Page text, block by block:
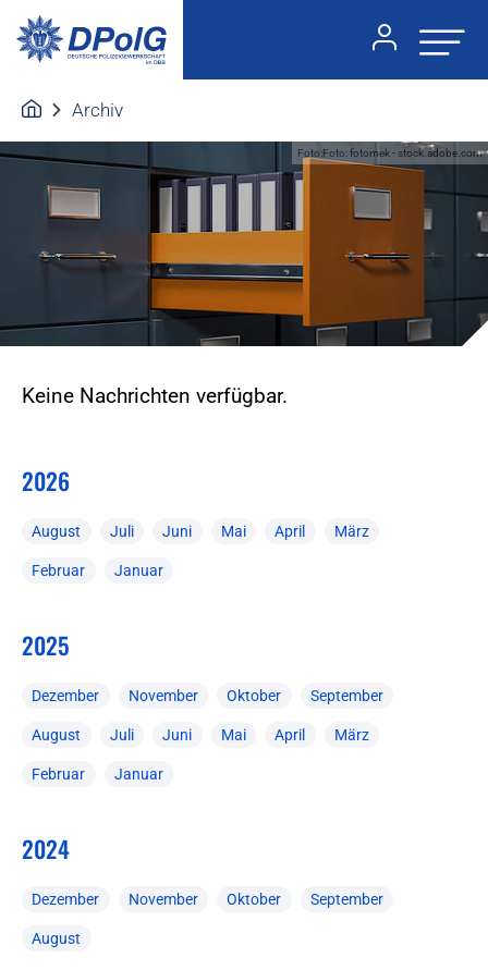
Archiv
Foto:Foto: fotomek - stock.adobe.com
Keine Nachrichten verfügbar.
2026
August Juli Juni Mai April März
Februar Januar
2025
Dezember November Oktober September
August Juli Juni Mai April März
Februar Januar
2024
Dezember November Oktober September
August